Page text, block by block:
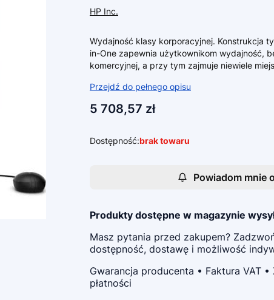
HP Inc.
Wydajność klasy korporacyjnej. Konstrukcja
in-One zapewnia użytkownikom wydajność,
komercyjnej, a przy tym zajmuje niewiele
Przejdź do pełnego opisu
Cena
5 708,57 zł
Dostępność:brak towaru
Powiadom mnie
Produkty dostępne w magazynie
Masz pytania przed zakupem?
dostępność, dostawę i możliwość
Gwarancja producenta • Faktura VAT
płatności